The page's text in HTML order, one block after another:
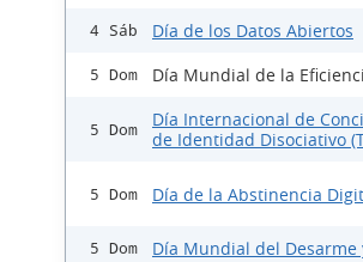
4 Sáb Día de los Datos Abiertos
5 Dom Día Mundial de la
5 Dom
Día Internacional de
de Identidad Disociativo
5 Dom Día de la Abstinencia
5 Dom Día Mundial del